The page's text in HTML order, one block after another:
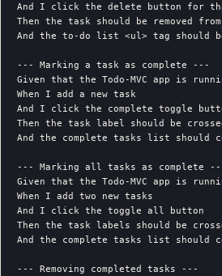
And I click the delete button for
Then the task should be removed
And the to-do list <ul> tag should be
--- Marking a task as complete ---
Given that the Todo-MVC app is
When I add a new task
And I click the complete toggle
Then the task label should be
And the complete tasks list should
--- Marking all tasks as complete
Given that the Todo-MVC app is
When I add two new tasks
And I click the toggle all button
Then the task labels should be
And the complete tasks list should
--- Removing completed tasks ---